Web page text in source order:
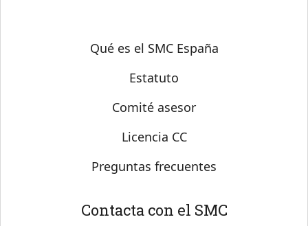
Sobre SMC España
Qué es el SMC España
Estatuto
Comité asesor
Licencia CC
Preguntas frecuentes
Contacta con el SMC